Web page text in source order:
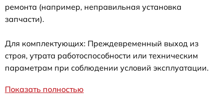
ремонта (например, неправильная установка
запчасти).
Для комплектующих: Преждевременный выход из
строя, утрата работоспособности или техническим
параметрам при соблюдении условий эксплуатации.
Показать полностью